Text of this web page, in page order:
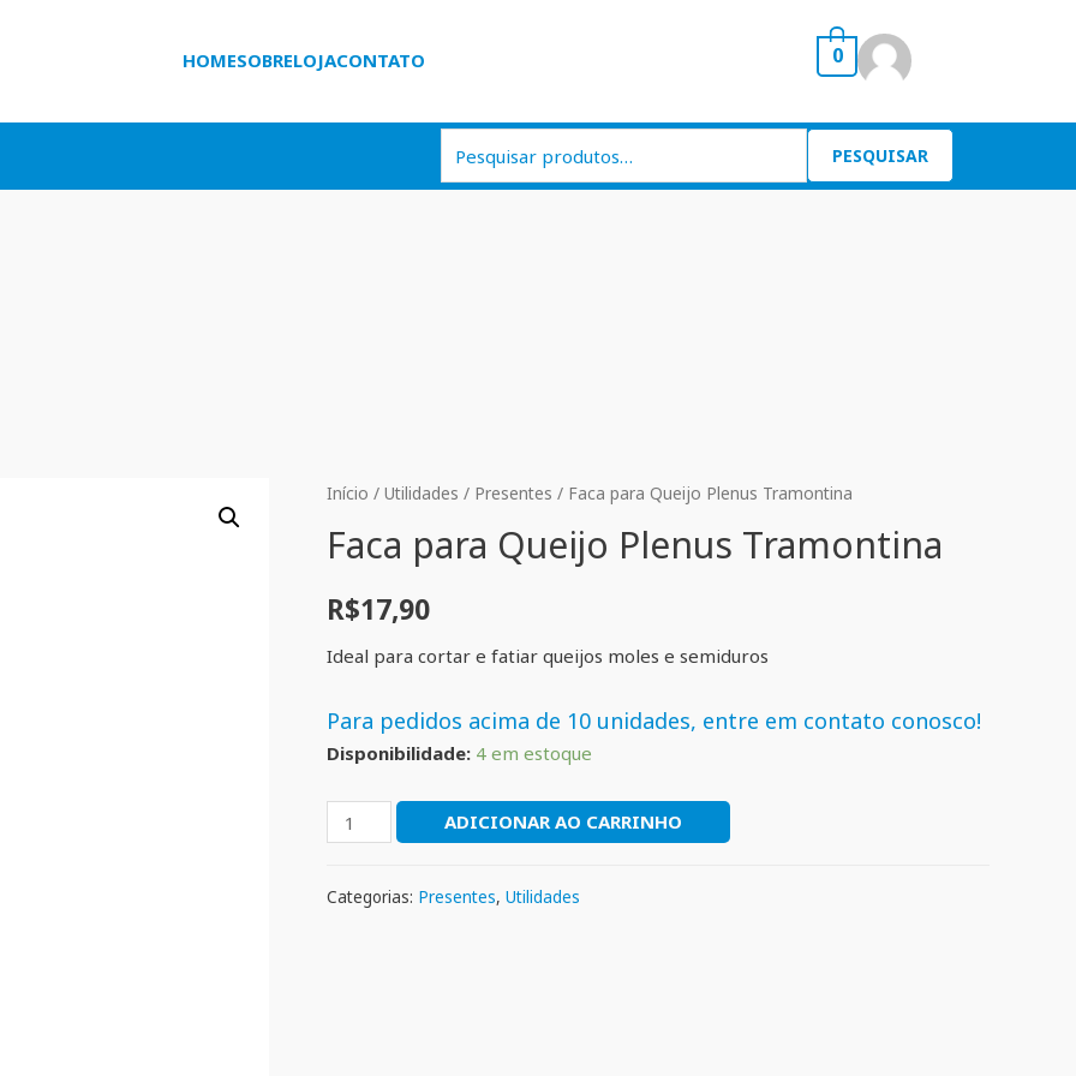
HOMESOBRELOJACONTATO 0
PESQUISAR
Início / Utilidades / Presentes / Faca para Queijo Plenus Tramontina
Faca para Queijo Plenus Tramontina
R$17,90
Ideal para cortar e fatiar queijos moles e semiduros
Para pedidos acima de 10 unidades, entre em contato conosco!
Disponibilidade: 4 em estoque
ADICIONAR AO CARRINHO
Categorias: Presentes, Utilidades